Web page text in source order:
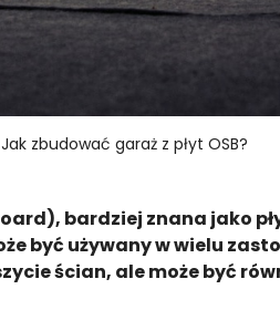
Jak zbudować garaż z płyt OSB?
bardziej znana jako
być używany w wielu
ścian, ale może być